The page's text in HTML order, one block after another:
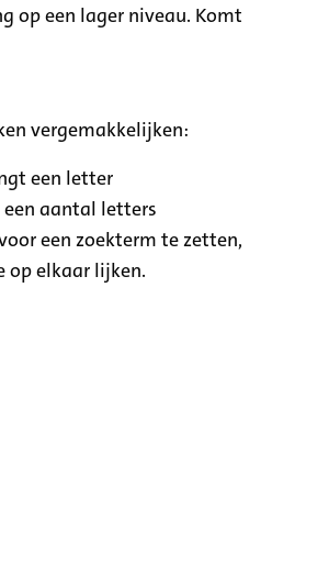
op een lager niveau. Komt
vergemakkelijken:
een letter
een aantal letters
een zoekterm te zetten,
op elkaar lijken.